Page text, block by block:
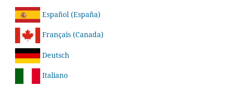
Español (España)
Français (Canada)
Deutsch
Italiano